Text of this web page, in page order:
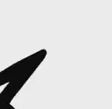
相關文章